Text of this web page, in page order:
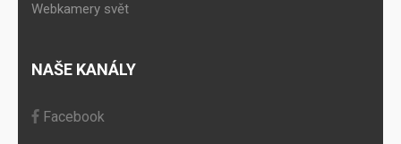
Webkamery svět
NAŠE KANÁLY
Facebook